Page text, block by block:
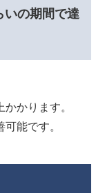
いの期間で達
かります。
能です。